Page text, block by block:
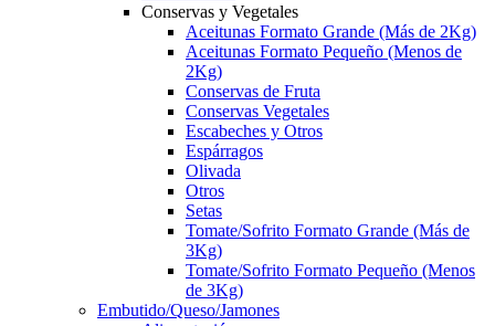
Conservas y Vegetales
Aceitunas Formato Grande (Más de 2Kg)
Aceitunas Formato Pequeño (Menos de
2Kg)
Conservas de Fruta
Conservas Vegetales
Escabeches y Otros
Espárragos
Olivada
Otros
Setas
Tomate/Sofrito Formato Grande (Más de
3Kg)
Tomate/Sofrito Formato Pequeño (Menos
de 3Kg)
Embutido/Queso/Jamones